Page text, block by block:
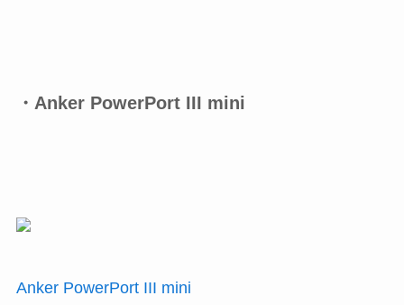
・Anker PowerPort III mini
Anker PowerPort III mini